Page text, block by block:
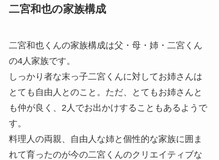
二宮和也の家族構成
二宮和也くんの家族構成は父・母・姉・二宮くん
の4人家族です。
しっかり者な末っ子二宮くんに対してお姉さんは
とても自由人 とのこと。ただ、とてもお姉さんと
も仲が良く、2人でお出かけすることもあるようで
す。
料理人の両親、自由人な姉と個性的な家族に囲ま
れて育ったのが今の二宮くんのクリエイティブな